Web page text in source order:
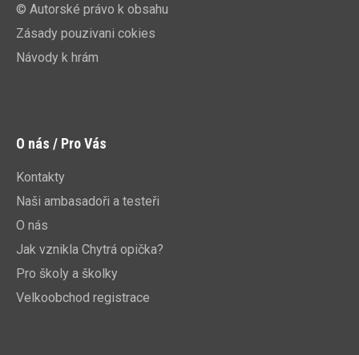
© Autorské právo k obsahu
Zásady pouzivani cokies
Návody k hrám
O nás / Pro Vás
Kontakty
Naši ambasadoři a testeři
O nás
Jak vznikla Chytrá opička?
Pro školy a školky
Velkoobchod registrace